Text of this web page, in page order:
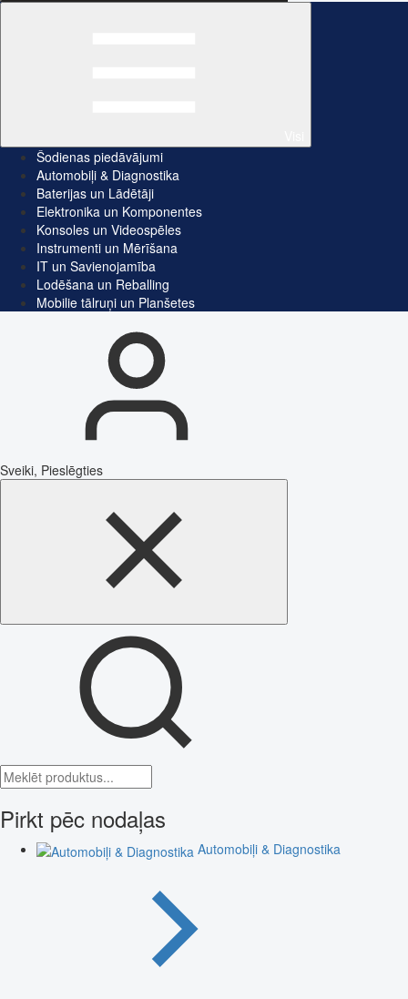
Šodienas piedāvājumi
Automobiļi & Diagnostika
Baterijas un Lādētāji
Elektronika un Komponentes
Konsoles un Videospēles
Instrumenti un Mērīšana
IT un Savienojamība
Lodēšana un Reballing
Mobilie tālruņi un Planšetes
Sveiki, Pieslēgties
Pirkt pēc nodaļas
Automobiļi & Diagnostika